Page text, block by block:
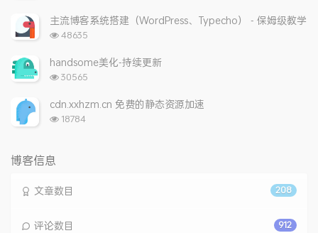
次
数:
主流博客系统搭建（WordPress、Typecho） - 保姆级教学
浏
次
数:
48635
handsome美化-持续更新
浏
次
数:
30565
cdn.xxhzm.cn 免费的静态资源加速
浏
18784
博客信息
208
文章数目
912
评论数目